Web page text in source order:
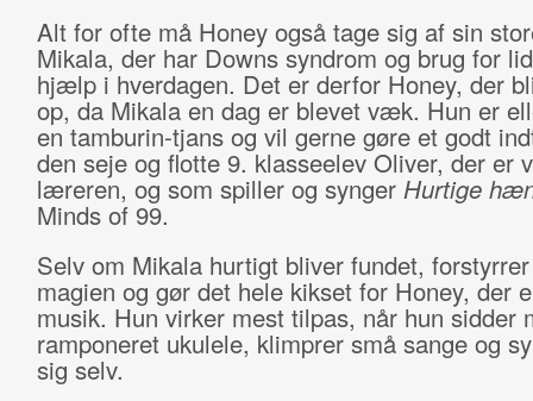
Alt for ofte må Honey også tage sig af sin
Mikala, der har Downs syndrom og brug for
hjælp i hverdagen. Det er derfor Honey, der
op, da Mikala en dag er blevet væk. Hun er
en tamburin-tjans og vil gerne gøre et godt
den seje og flotte 9. klasseelev Oliver, der er
læreren, og som spiller og synger Hurtige
Minds of 99.
Selv om Mikala hurtigt bliver fundet,
magien og gør det hele kikset for Honey, der
musik. Hun virker mest tilpas, når hun sidder
ramponeret ukulele, klimprer små sange og
sig selv.